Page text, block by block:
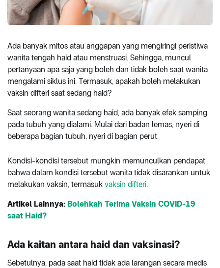
Ada banyak mitos atau anggapan yang mengiringi peristiwa
wanita tengah haid atau menstruasi. Sehingga, muncul
pertanyaan apa saja yang boleh dan tidak boleh saat wanita
mengalami siklus ini. Termasuk, apakah boleh melakukan
vaksin difteri saat sedang haid?
Saat seorang wanita sedang haid, ada banyak efek samping
pada tubuh yang dialami. Mulai dari badan lemas, nyeri di
beberapa bagian tubuh, nyeri di bagian perut.
Kondisi-kondisi tersebut mungkin memunculkan pendapat
bahwa dalam kondisi tersebut wanita tidak disarankan untuk
melakukan vaksin, termasuk vaksin difteri.
Artikel Lainnya: Bolehkah Terima Vaksin COVID-19
saat Haid?
Ada kaitan antara haid dan vaksinasi?
Sebetulnya, pada saat haid tidak ada larangan secara medis